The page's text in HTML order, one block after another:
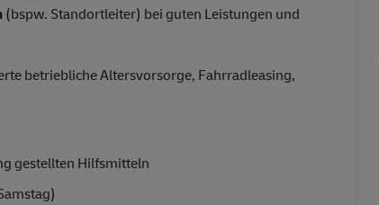
(bspw. Standortleiter) bei guten Leistungen und
betriebliche Altersvorsorge, Fahrradleasing,
gestellten Hilfsmitteln